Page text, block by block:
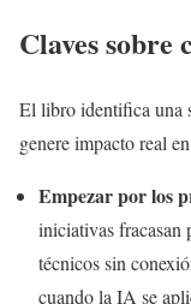
Claves
El libro identifica una
genere impacto real
Empezar por los
iniciativas fracasan
técnicos sin
cuando la IA se